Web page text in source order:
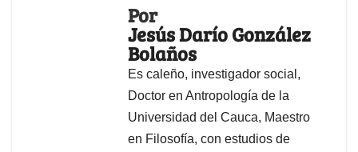
Por
Jesús Darío González
Bolaños
Es caleño, investigador social,
Doctor en Antropología de la
Universidad del Cauca, Maestro
en Filosofía, con estudios de